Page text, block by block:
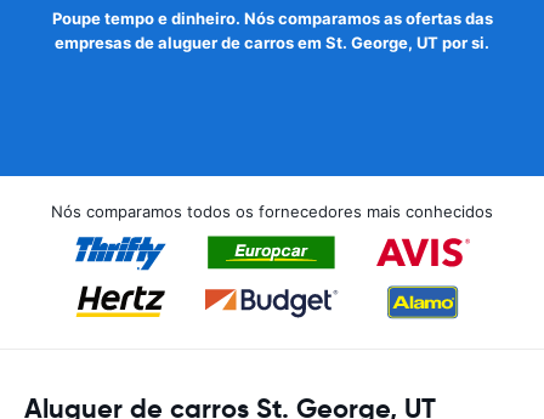
Poupe tempo e dinheiro. Nós comparamos as ofertas das
empresas de aluguer de carros em St. George, UT por si.
Nós comparamos todos os fornecedores mais conhecidos
Aluguer de carros St. George, UT